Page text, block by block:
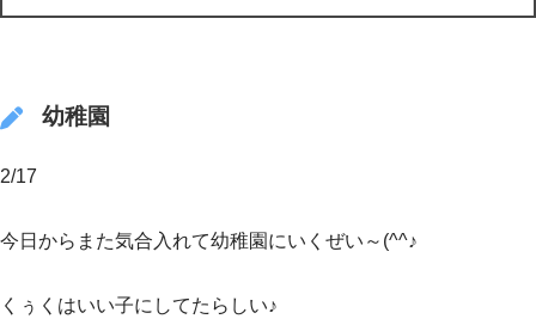
幼稚園
2/17
今日からまた気合入れて幼稚園にいくぜい～(^^♪
くぅくはいい子にしてたらしい♪